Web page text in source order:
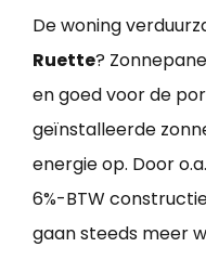
De woning
Ruette?
en goed voor de
geïnstalleerde
energie op. Door
6%-BTW
gaan steeds meer